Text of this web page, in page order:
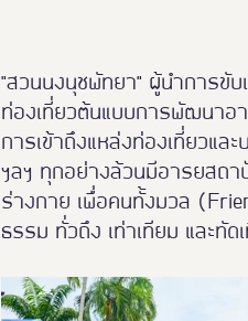
"สวนนงนุชพัทยา" ผู้นำการขับ
ท่องเที่ยวต้นแบบการพัฒนาอ
การเข้าถึงแหล่งท่องเที่ยวแล
ฯลฯ ทุกอย่างล้วนมีอารยสถ
ร่างกาย เพื่อคนทั้งมวล
ธรรม ทั่วถึง เท่าเทียม และทัด